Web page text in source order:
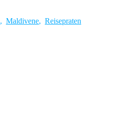
, Maldivene, Reisepraten